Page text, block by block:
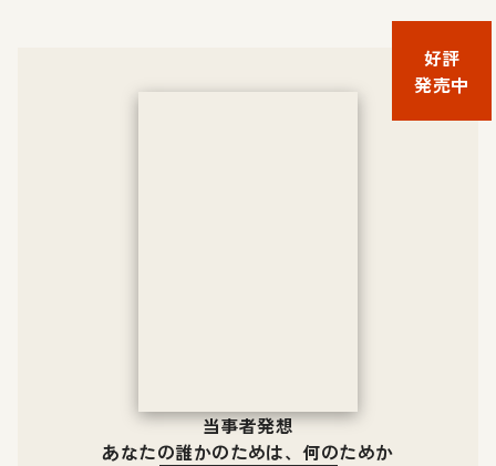
当事者発想
あなたの誰かのためは、何のためか
好評
発売中